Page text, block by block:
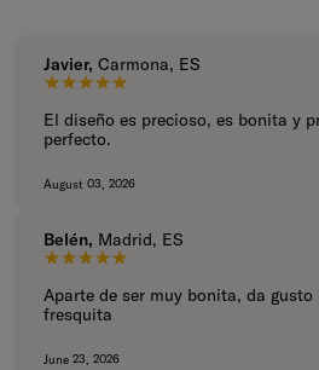
Javier, Carmona, ES
5 de 5 estrellas.
El diseño es precioso, es bonita y
perfecto.
August 03, 2026
Belén, Madrid, ES
5 de 5 estrellas.
Aparte de ser muy bonita, da gusto
fresquita
June 23, 2026